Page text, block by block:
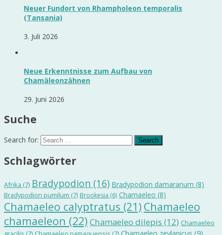
Neuer Fundort von Rhampholeon temporalis
(Tansania)
3. Juli 2026
Neue Erkenntnisse zum Aufbau von
Chamäleonzähnen
29. Juni 2026
Suche
Search for:
Schlagwörter
Afrika (7) Bradypodion (16) Bradypodion damaranum (8)
Bradypodion pumilum (7) Brookesia (6) Chamaeleo (8)
Chamaeleo calyptratus (21) Chamaeleo
chamaeleon (22) Chamaeleo dilepis (12) Chamaeleo
Chamaeleo zeylanicus (9)